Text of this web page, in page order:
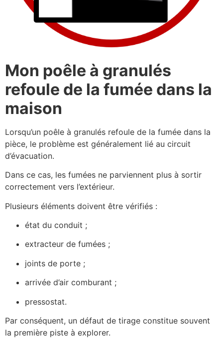
Mon poêle à granulés
refoule de la fumée dans la
maison
Lorsqu’un poêle à granulés refoule de la fumée dans la
pièce, le problème est généralement lié au circuit
d’évacuation.
Dans ce cas, les fumées ne parviennent plus à sortir
correctement vers l’extérieur.
Plusieurs éléments doivent être vérifiés :
état du conduit ;
extracteur de fumées ;
joints de porte ;
arrivée d’air comburant ;
pressostat.
Par conséquent, un défaut de tirage constitue souvent
la première piste à explorer.